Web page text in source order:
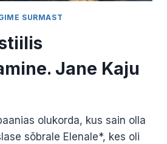
SURMAST
Jane Kaju
olukorda, kus sain olla
sõbrale Elenale*, kes oli